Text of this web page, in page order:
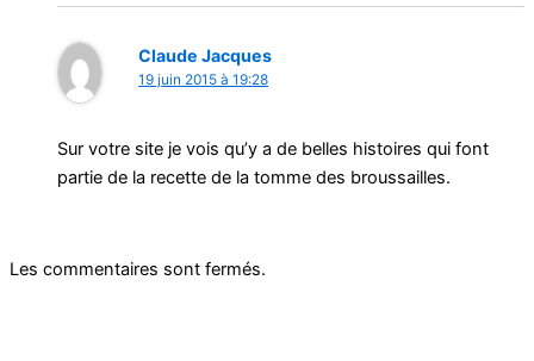
Claude Jacques
19 juin 2015 à 19:28
Sur votre site je vois qu’y a de belles histoires qui font
partie de la recette de la tomme des broussailles.
Les commentaires sont fermés.